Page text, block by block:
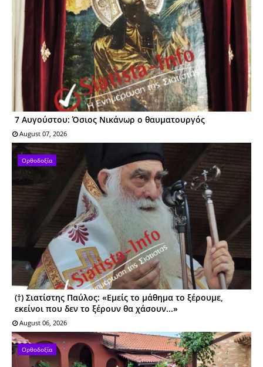
7 Αυγούστου: Όσιος Nικάνωρ o θαυματoυργός
August 07, 2026
Ορθοδοξία
(†) Σιατίστης Παύλος: «Εμείς το μάθημα το ξέρουμε,
εκείνοι που δεν το ξέρουν θα χάσουν...»
August 06, 2026
Ορθοδοξία